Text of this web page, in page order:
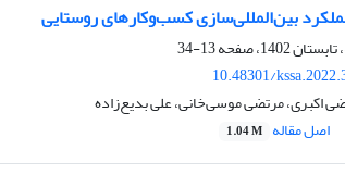
بین‌المللی‌سازی کسب‌و‌کارهای روستایی
13-34
10.48301/
اکبری، مرتضی موسی‌خانی، علی بدیع‌زاده
اصل مقاله 1.04 M